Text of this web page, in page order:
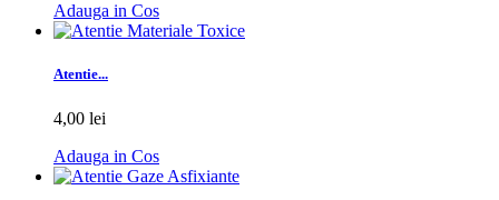
Adauga in Cos
Atentie...
4,00 lei
Adauga in Cos